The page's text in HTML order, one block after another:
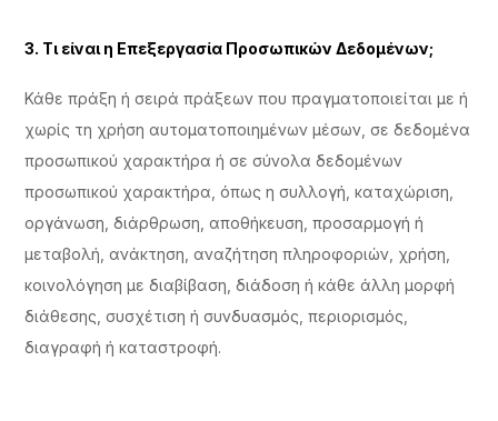
3. Τι είναι η Επεξεργασία Προσωπικών Δεδομένων;
Κάθε πράξη ή σειρά πράξεων που πραγματοποιείται με ή
χωρίς τη χρήση αυτοματοποιημένων μέσων, σε δεδομένα
προσωπικού χαρακτήρα ή σε σύνολα δεδομένων
προσωπικού χαρακτήρα, όπως η συλλογή, καταχώριση,
οργάνωση, διάρθρωση, αποθήκευση, προσαρμογή ή
μεταβολή, ανάκτηση, αναζήτηση πληροφοριών, χρήση,
κοινολόγηση με διαβίβαση, διάδοση ή κάθε άλλη μορφή
διάθεσης, συσχέτιση ή συνδυασμός, περιορισμός,
διαγραφή ή καταστροφή.